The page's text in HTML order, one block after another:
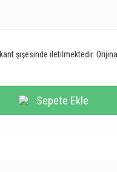
şişesinde iletilmektedir.
Sepete Ekle